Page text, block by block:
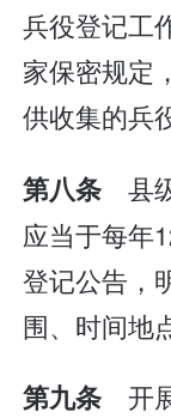
兵役登记工
家保密规定
供收集的兵
第八条县
应当于每年
登记公告，
围、时间地
第九条开